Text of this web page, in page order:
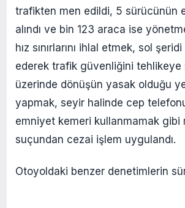
trafikten men edildi, 5 sürücünün
alındı ve bin 123 araca ise
hız sınırlarını ihlal etmek, sol
ederek trafik güvenliğini tehlikeye
üzerinde dönüşün yasak olduğu
yapmak, seyir halinde cep
emniyet kemeri kullanmamak gibi
suçundan cezai işlem uygulandı.
Otoyoldaki benzer denetimlerin